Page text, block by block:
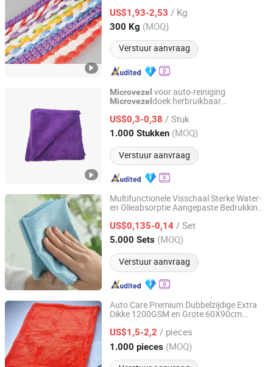
US$1,93-2,53 / Kg
300 Kg (MOQ)
Verstuur aanvraag
Zhejiang, China Sinds 2015
Microvezel voor auto-reiniging
Microvezeldoek herbruikbaar
microvezel
US$0,3-0,38 / Stuk
1.000 Stukken (MOQ)
Verstuur aanvraag
Jinzhou city Jingxin Textile Co., Ltd
Hebei, China Sinds 2025
Multifunctionele Visschaal Sterke Water-
en Olieabsorptie Aangepaste Bedrukking
US$0,135-0,14 / Set
5.000 Sets (MOQ)
Verstuur aanvraag
Yongkang Chaoyuan Housewares Co., Ltd.
Zhejiang, China Sinds 2026
Auto Care Premium Dubbelzijdige Extra
Dikke 1200GSM en Grote 60X90cm
Droogdoek 90cm
US$1,5-2,2 / pieces
1.000 pieces (MOQ)
Shijiazhuang Tangju Trading Co., Ltd.
Hebei, China Sinds 2024